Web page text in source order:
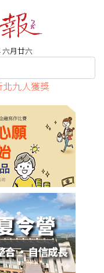
月廿六
九人獲獎